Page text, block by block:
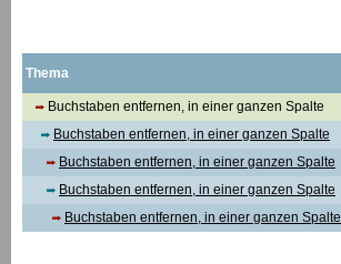
Thema
Buchstaben entfernen, in einer ganzen Spalte
Buchstaben entfernen, in einer ganzen Spalte
Buchstaben entfernen, in einer ganzen Spalte
Buchstaben entfernen, in einer ganzen Spalte
Buchstaben entfernen, in einer ganzen Spalte